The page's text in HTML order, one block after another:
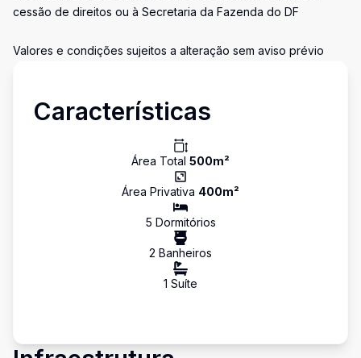
cessão de direitos ou à Secretaria da Fazenda do DF
Valores e condições sujeitos a alteração sem aviso prévio
Características
Área Total 500m²
Área Privativa 400m²
5 Dormitórios
2 Banheiros
1 Suíte